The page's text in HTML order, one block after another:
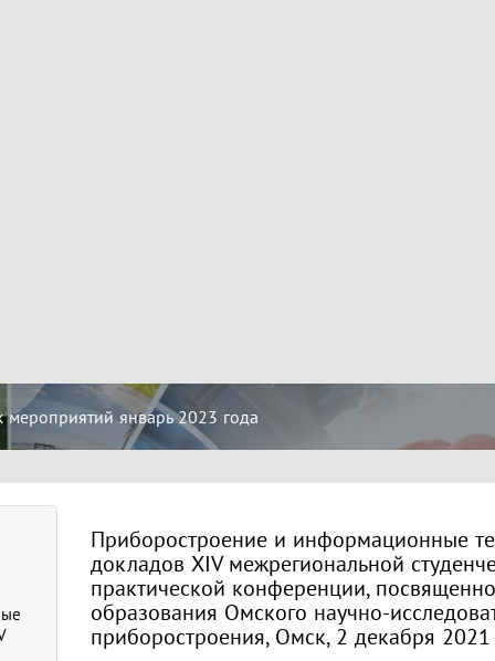
январь 2023 года
Приборостроение и информационные
докладов XIV межрегиональной
практической конференции,
образования Омского научно-
приборостроения, Омск, 2 декабря 2021